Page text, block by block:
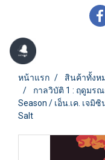
หน้าแรก สินค้าทั้งห
กาลวิบัติ 1 : ฤดูมรณ
Season / เอ็น.เค. เจมิ
Salt